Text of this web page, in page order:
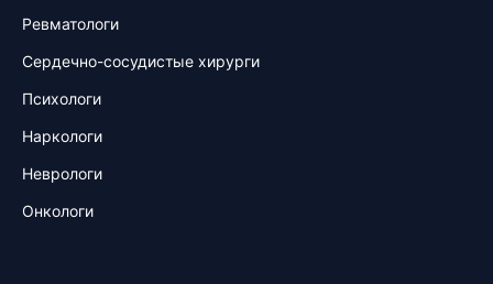
Ревматологи
Сердечно-сосудистые хирурги
Психологи
Наркологи
Неврологи
Онкологи